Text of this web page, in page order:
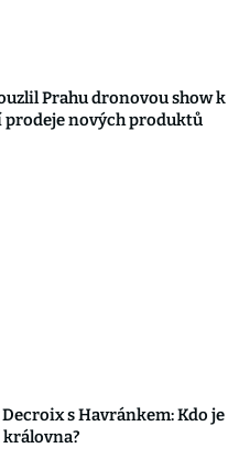
Prahu dronovou show k
nových produktů
s Havránkem: Kdo je